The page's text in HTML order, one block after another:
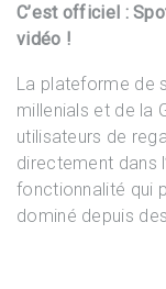
C’est officiel :
vidéo !
La plateforme de
millenials et de la
utilisateurs de
directement dans
fonctionnalité qui
dominé depuis